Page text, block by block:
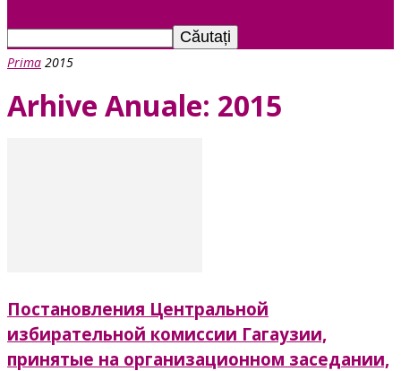
Prima 2015
Arhive Anuale: 2015
Постановления Центральной
избирательной комиссии Гагаузии,
принятые на организационном заседании,